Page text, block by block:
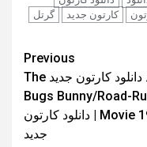
کارتون جدید
گرتل
Previous
دانلود دانلود کارتون جدید The
Bugs Bunny/Road-
Movie 1979 | دانلود کارتون
جدید